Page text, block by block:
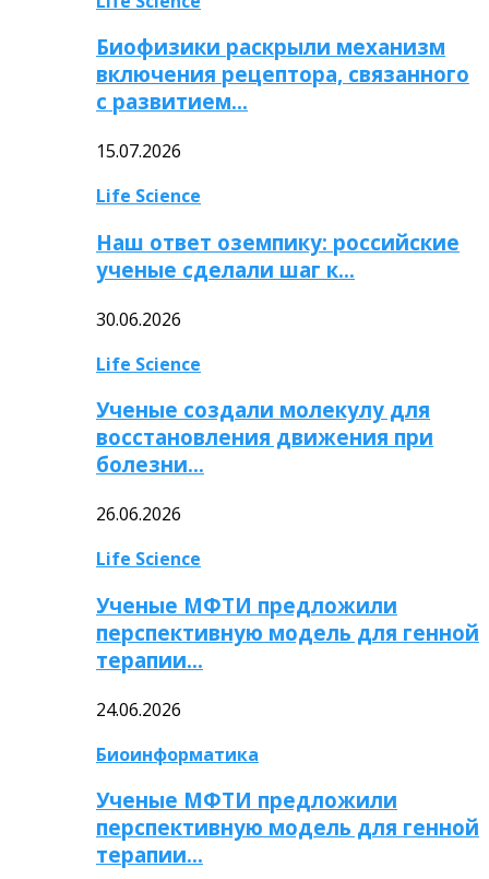
Биофизики раскрыли механизм
включения рецептора, связанного
с развитием…
15.07.2026
Life Science
Наш ответ оземпику: российские
ученые сделали шаг к…
30.06.2026
Life Science
Ученые создали молекулу для
восстановления движения при
болезни…
26.06.2026
Life Science
Ученые МФТИ предложили
перспективную модель для генной
терапии…
24.06.2026
Биоинформатика
Ученые МФТИ предложили
перспективную модель для генной
терапии…